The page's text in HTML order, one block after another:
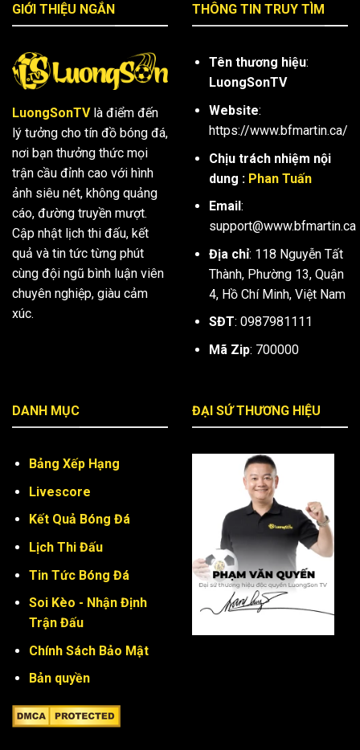
GIỚI THIỆU NGẮN
LuongSonTVlà điểm đến
lý tưởng cho tín đồ bóng đá,
nơi bạn thưởng thức mọi
trận cầu đỉnh cao với hình
ảnh siêu nét, không quảng
cáo, đường truyền mượt.
Cập nhật lịch thi đấu, kết
quả và tin tức từng phút
cùng đội ngũ bình luận viên
chuyên nghiệp, giàu cảm
xúc.
THÔNG TIN TRUY TÌM
Tên thương hiệu:
LuongSonTV
Website:
https://www.bfmartin.ca/
Chịu trách nhiệm nội
dung : Phan Tuấn
Email :
support@www.bfmartin.ca
Địa chỉ: 118 Nguyễn Tất
Thành, Phường 13, Quận
4, Hồ Chí Minh, Việt Nam
SĐT: 0987981111
Mã Zip: 700000
DANH MỤC
Bảng Xếp Hạng
Livescore
Kết Quả Bóng Đá
Lịch Thi Đấu
Tin Tức Bóng Đá
Soi Kèo - Nhận Định
Trận Đấu
Chính Sách Bảo Mật
Bản quyền
ĐẠI SỨ THƯƠNG HIỆU